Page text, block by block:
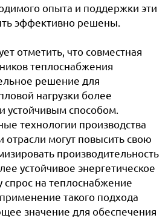
опыта и поддержки эти
эффективно решены.
отметить, что совместная
теплоснабжения
решение для
нагрузки более
устойчивым способом.
технологии производства
отрасли могут повысить свою
производительность
устойчивое энергетическое
спрос на теплоснабжение
такого подхода
значение для обеспечения